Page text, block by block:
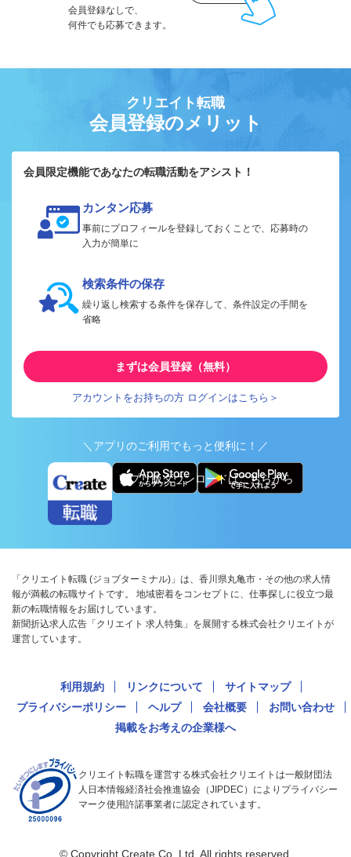
会員登録なしで、
何件でも応募できます。
クリエイト転職
会員登録のメリット
会員限定機能であなたの転職活動をアシスト！
カンタン応募
事前にプロフィールを登録しておくことで、応募時の
入力が簡単に
検索条件の保存
繰り返し検索する条件を保存して、条件設定の手間を
省略
まずは会員登録（無料）
アカウントをお持ちの方 ログインはこちら＞
＼アプリのご利用でもっと便利に！／
アプリ版ダウンロードはこちらから
「クリエイト転職 (ジョブターミナル)」は、香川県丸亀市・その他の求人情
報が満載の転職サイトです。 地域密着をコンセプトに、仕事探しに役立つ最
新の転職情報をお届けしています。
新聞折込求人広告「クリエイト 求人特集」を展開する株式会社クリエイトが
運営しています。
利用規約 リンクについて
サイトマップ
プライバシーポリシー
ヘルプ 会社概要
お問い合わせ
掲載をお考えの企業様へ
クリエイト転職を運営する株式会社クリエイトは一般財団法
人日本情報経済社会推進協会（JIPDEC）によりプライバシー
マーク使用許諾事業者に認定されています。
© Copyright Create Co.,Ltd. All rights reserved.